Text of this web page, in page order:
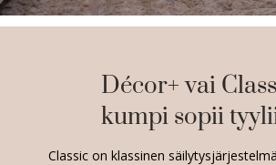
Décor+ vai
kumpi sopii
Classic on klassinen